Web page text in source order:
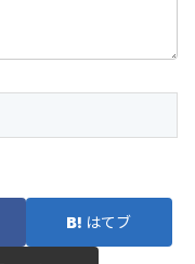
はてブ